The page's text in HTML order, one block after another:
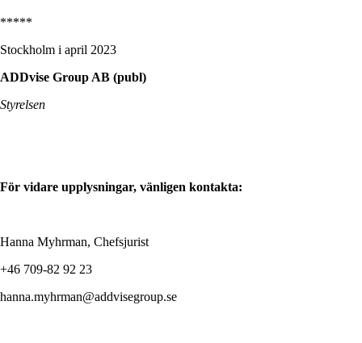
*****
Stockholm i april 2023
ADDvise Group AB (publ)
Styrelsen
För vidare upplysningar, vänligen kontakta:
Hanna Myhrman, Chefsjurist
+46 709-82 92 23
hanna.myhrman@addvisegroup.se